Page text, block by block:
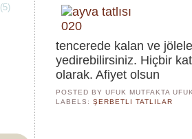
tencerede kalan ve
yedirebilirsiniz. Hiçbir
olarak. Afiyet olsun
POSTED BY UFUK MUTFAKTA
LABELS:ŞERBETLI TATLILAR
(5)